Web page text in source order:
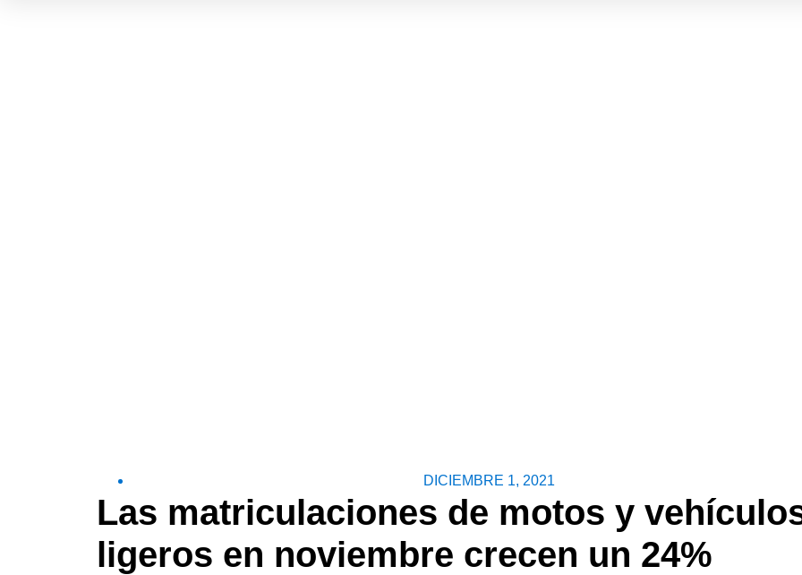
DICIEMBRE 1, 2021
Las matriculaciones de motos y
ligeros en noviembre crecen un 24%